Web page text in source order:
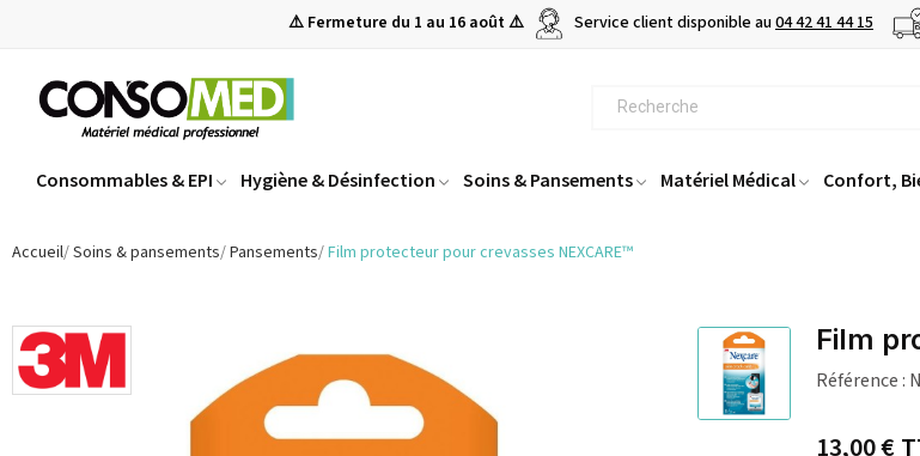
⚠️ Fermeture du 1 au 16 août ⚠️ Service client disponible au04 42 41 44 15
Consommables & EPI Hygiène & Désinfection Soins & Pansements Matériel Médical Confort,
Accueil Soins & pansements Pansements Film protecteur pour crevasses NEXCARE™
Film
Référence :
13,00 €